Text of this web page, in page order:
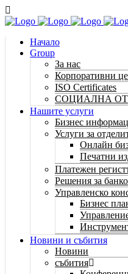
Начало
Group
За нас
Корпоративни
ISO Certificates
СОЦИАЛНА
Нашите услуги
Бизнес
Услуги за
Онлайн
Печатни
Платежен
Решения за
Управленско
Бизнес
Новини и събития
Новини
събития